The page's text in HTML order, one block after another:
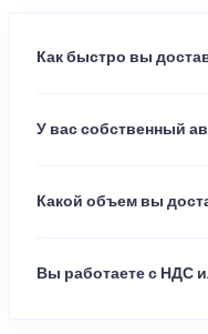
Как быстро вы
У вас собственный
Какой объем вы
Вы работаете с НДС